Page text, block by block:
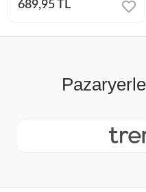
689,95 TL